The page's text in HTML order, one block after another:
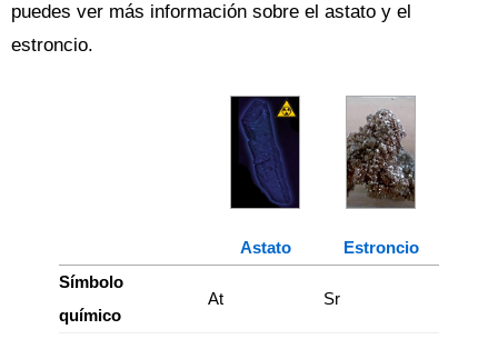
puedes ver más información sobre el astato y el
estroncio.
Astato
Estroncio
Símbolo
químico
At Sr